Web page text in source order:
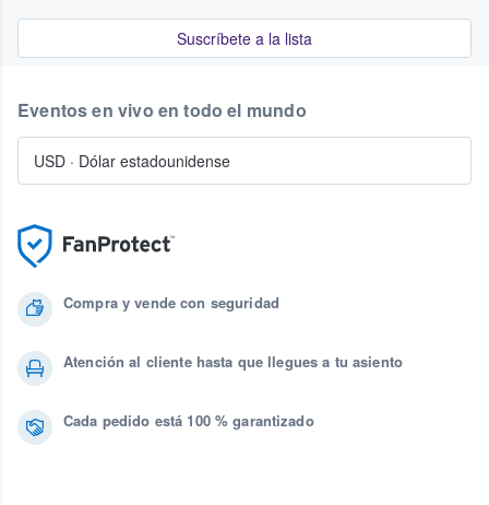
Suscríbete a la lista
Compra y vende con seguridad
Atención al cliente hasta que llegues a tu asiento
Cada pedido está 100 % garantizado
Eventos en vivo en todo el mundo
USD · Dólar estadounidense